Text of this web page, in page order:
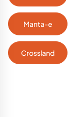
Manta-e
Crossland